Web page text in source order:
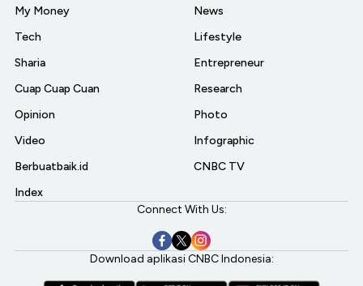
My Money
Tech
Sharia
Cuap Cuap Cuan
Opinion
Video
Berbuatbaik.id
Index
News
Lifestyle
Entrepreneur
Research
Photo
Infographic
CNBC TV
Connect With Us:
Download aplikasi CNBC Indonesia: